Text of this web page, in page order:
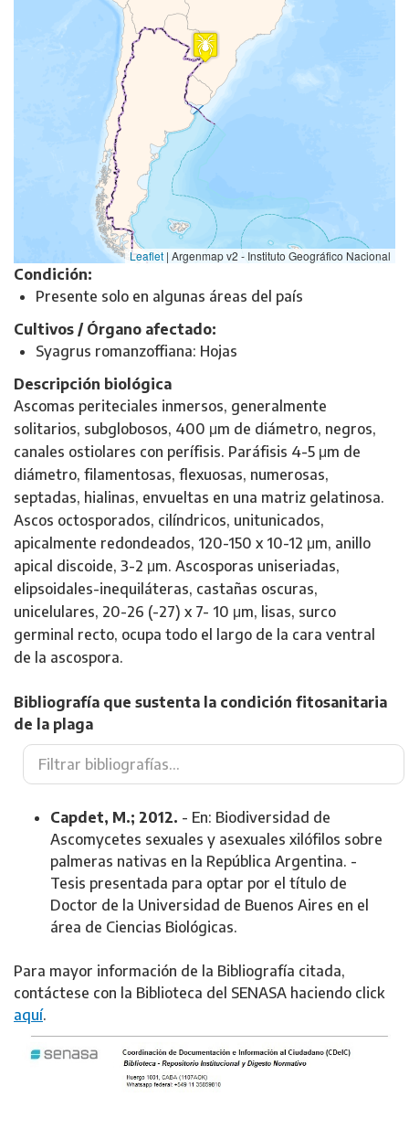
Leaflet | Argenmap v2 - Instituto Geográfico Nacional
Condición:
Presente solo en algunas áreas del país
Cultivos / Órgano afectado:
Syagrus romanzoffiana: Hojas
Descripción biológica
Ascomas periteciales inmersos, generalmente
solitarios, subglobosos, 400 μm de diámetro, negros,
canales ostiolares con perífisis. Paráfisis 4-5 μm de
diámetro, filamentosas, flexuosas, numerosas,
septadas, hialinas, envueltas en una matriz gelatinosa.
Ascos octosporados, cilíndricos, unitunicados,
apicalmente redondeados, 120-150 x 10-12 μm, anillo
apical discoide, 3-2 μm. Ascosporas uniseriadas,
elipsoidales-inequiláteras, castañas oscuras,
unicelulares, 20-26 (-27) x 7- 10 μm, lisas, surco
germinal recto, ocupa todo el largo de la cara ventral
de la ascospora.
Bibliografía que sustenta la condición fitosanitaria
de la plaga
Capdet, M.; 2012. - En: Biodiversidad de
Ascomycetes sexuales y asexuales xilófilos sobre
palmeras nativas en la República Argentina. -
Tesis presentada para optar por el título de
Doctor de la Universidad de Buenos Aires en el
área de Ciencias Biológicas.
Para mayor información de la Bibliografía citada,
contáctese con la Biblioteca del SENASA haciendo click
aquí.